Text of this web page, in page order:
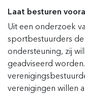
Laat besturen
Uit een onderzoek
sportbestuurders
ondersteuning, zij
geadviseerd
verenigingen willen